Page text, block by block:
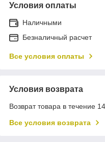
Условия оплаты
Наличными
Безналичный расчет
Все условия оплаты
Условия возврата
Возврат товара в течение
Все условия возврата